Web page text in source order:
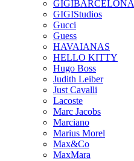
GIGIBARCELONA
GIGIStudios
Gucci
Guess
HAVAIANAS
HELLO KITTY
Hugo Boss
Judith Leiber
Just Cavalli
Lacoste
Marc Jacobs
Marciano
Marius Morel
Max&Co
MaxMara